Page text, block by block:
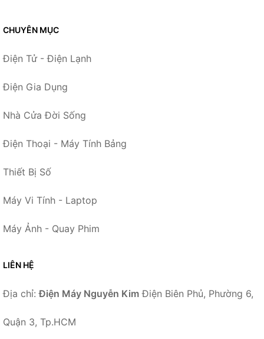
CHUYÊN MỤC
Điện Tử - Điện Lạnh
Điện Gia Dụng
Nhà Cửa Đời Sống
Điện Thoại - Máy Tính Bảng
Thiết Bị Số
Máy Vi Tính - Laptop
Máy Ảnh - Quay Phim
LIÊN HỆ
Địa chỉ:Điện Máy Nguyễn Kim Điện Biên Phủ, Phường 6,
Quận 3, Tp.HCM